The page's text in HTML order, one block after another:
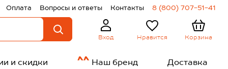
Оплата Вопросы и ответы Контакты 8 (800) 707-51-41
Вход Нравится Корзина
и скидки Наш бренд Доставка